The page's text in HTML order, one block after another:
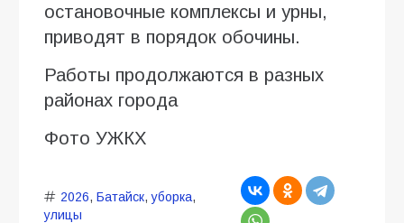
остановочные комплексы и урны,
приводят в порядок обочины.
Работы продолжаются в разных
районах города
Фото УЖКХ
2026, Батайск,уборка,
улицы